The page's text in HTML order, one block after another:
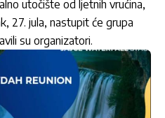
utočište od ljetnih vrućina,
27. jula, nastupit će grupa
su organizatori.